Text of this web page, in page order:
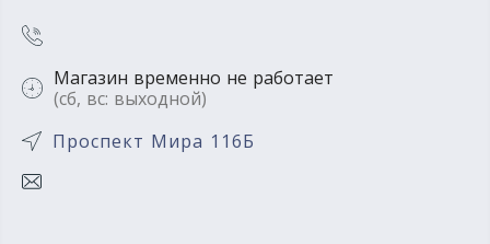
Магазин временно не работает
(сб, вс: выходной)
Проспект Мира 116Б